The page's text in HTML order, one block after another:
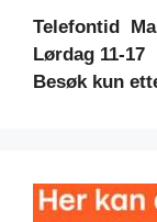
Telefontid
Lørdag 11-17
Besøk kun